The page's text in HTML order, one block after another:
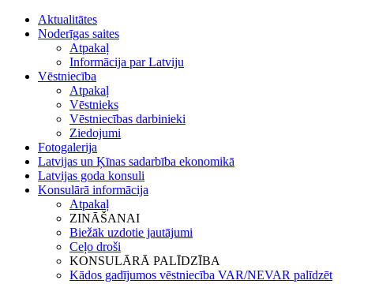
Aktualitātes
Noderīgas saites
Atpakaļ
Informācija par Latviju
Vēstniecība
Atpakaļ
Vēstnieks
Vēstniecības darbinieki
Ziedojumi
Fotogalerija
Latvijas un Ķīnas sadarbība ekonomikā
Latvijas goda konsuli
Konsulārā informācija
Atpakaļ
ZINĀŠANAI
Biežāk uzdotie jautājumi
Ceļo droši
KONSULĀRĀ PALĪDZĪBA
Kādos gadījumos vēstniecība VAR/NEVAR palīdzēt